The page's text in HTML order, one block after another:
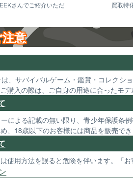
さんでご紹介いただ
買取特
意
、サバイバルゲーム・鑑賞・コレクシ
購入の際は、ご自身の用途に合ったモデ
による記載の無い限り、青少年保護条
、18歳以下のお客様には商品を販売でき
使用方法を誤ると危険を伴います。「